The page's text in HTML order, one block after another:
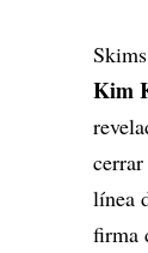
Kim
línea
firma